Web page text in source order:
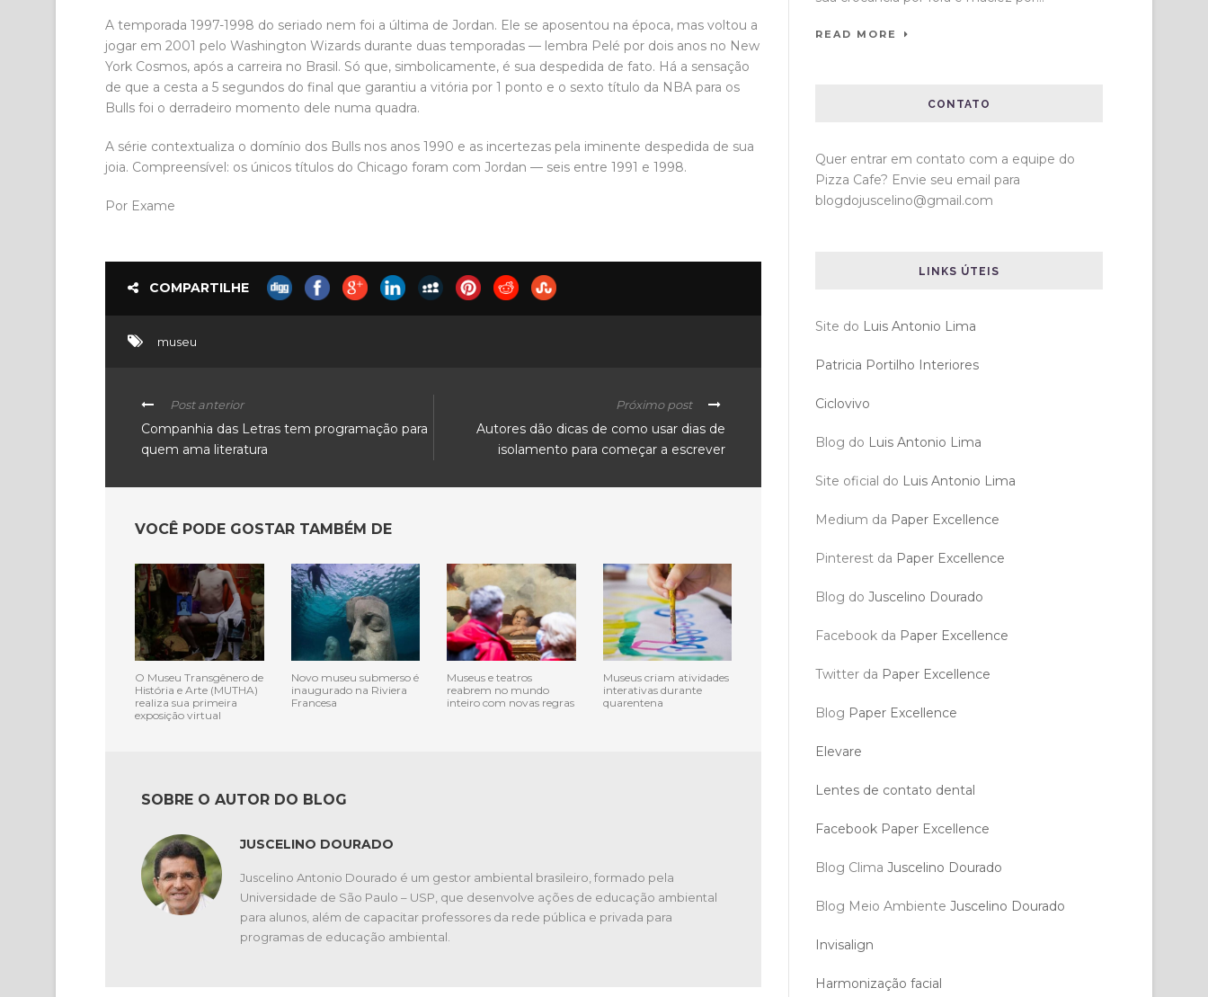
A temporada 1997-1998 do seriado nem foi a última de Jordan. Ele se aposentou na época, mas voltou a
jogar em 2001 pelo Washington Wizards durante duas temporadas — lembra Pelé por dois anos no New
York Cosmos, após a carreira no Brasil. Só que, simbolicamente, é sua despedida de fato. Há a sensação
de que a cesta a 5 segundos do final que garantiu a vitória por 1 ponto e o sexto título da NBA para os
Bulls foi o derradeiro momento dele numa quadra.
A série contextualiza o domínio dos Bulls nos anos 1990 e as incertezas pela iminente despedida de sua
joia. Compreensível: os únicos títulos do Chicago foram com Jordan — seis entre 1991 e 1998.
Por Exame
COMPARTILHE
museu
Post anterior
Companhia das Letras tem programação para
quem ama literatura
Próximo post
Autores dão dicas de como usar dias de
isolamento para começar a escrever
VOCÊ PODE GOSTAR TAMBÉM DE
O Museu Transgênero de
História e Arte (MUTHA)
realiza sua primeira
exposição virtual
Novo museu submerso é
inaugurado na Riviera
Francesa
Museus e teatros
reabrem no mundo
inteiro com novas regras
Museus criam atividades
interativas durante
quarentena
SOBRE O AUTOR DO BLOG
JUSCELINO DOURADO
Juscelino Antonio Dourado é um gestor ambiental brasileiro, formado pela
Universidade de São Paulo – USP, que desenvolve ações de educação ambiental
para alunos, além de capacitar professores da rede pública e privada para
programas de educação ambiental.
READ MORE
CONTATO
Quer entrar em contato com a equipe do
Pizza Cafe? Envie seu email para
blogdojuscelino@gmail.com
LINKS ÚTEIS
Site do Luis Antonio Lima
Patricia Portilho Interiores
Ciclovivo
Blog do Luis Antonio Lima
Site oficial do Luis Antonio Lima
Medium da Paper Excellence
Pinterest da Paper Excellence
Blog do Juscelino Dourado
Facebook da Paper Excellence
Twitter da Paper Excellence
Blog Paper Excellence
Elevare
Lentes de contato dental
Facebook Paper Excellence
Blog Clima Juscelino Dourado
Blog Meio Ambiente Juscelino Dourado
Invisalign
Harmonização facial